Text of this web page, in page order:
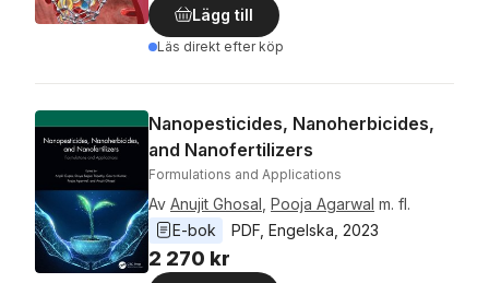
Lägg till
Läs direkt efter köp
Nanopesticides, Nanoherbicides,
and Nanofertilizers
Formulations and Applications
Av Anujit Ghosal Pooja Agarwal m. fl.
E-bok
PDF Engelska 2023
2 270 kr